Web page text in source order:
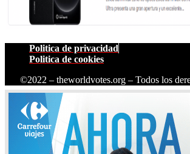
Politica de privacidad
Politica de cookies
©2022 – theworldvotes.org – Todos los